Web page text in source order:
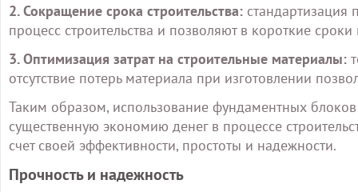
2. Сокращение срока строительства: стандартизация
процесс строительства и позволяют в короткие
3. Оптимизация затрат на строительные материалы:
отсутствие потерь материала при изготовлении
Таким образом, использование фундаментных
существенную экономию денег в процессе
счет своей эффективности, простоты и надежности.
Прочность и надежность